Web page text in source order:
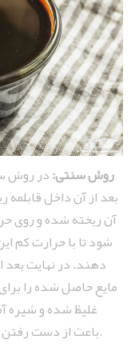
روش سنتی:در روش
بعد از آن داخل قابلمه
آن ریخته شده و روی
‌شود تا با حرارت کم
دهند. در نهایت بعد
مایع حاصل شده را
غلیظ شده و شیره
باعث از دست رفتن خواص انجیر شده و زمان و انرژی نیاز دارد.